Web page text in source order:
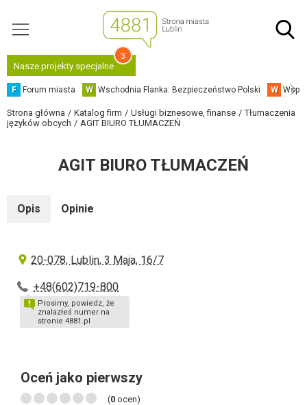
Nasze projekty specjalne
3
F Forum miasta W Wschodnia Flanka: Bezpieczeństwo Polski W
Strona główna Katalog firm Usługi biznesowe, finanse
Tłumaczenia
języków obcych
AGIT BIURO TŁUMACZEŃ
AGIT BIURO TŁUMACZEŃ
Opis Opinie
20-078, Lublin, 3 Maja, 16/7
+48(602)719-800
Prosimy, powiedz, że
znalazłeś numer na
stronie 4881.pl
Oceń jako pierwszy
(0 ocen)